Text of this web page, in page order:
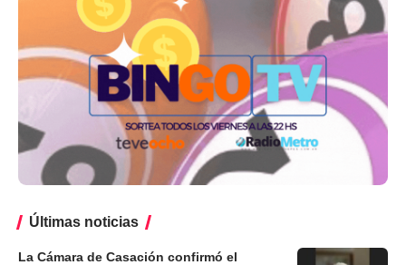
Últimas noticias
La Cámara de Casación confirmó el